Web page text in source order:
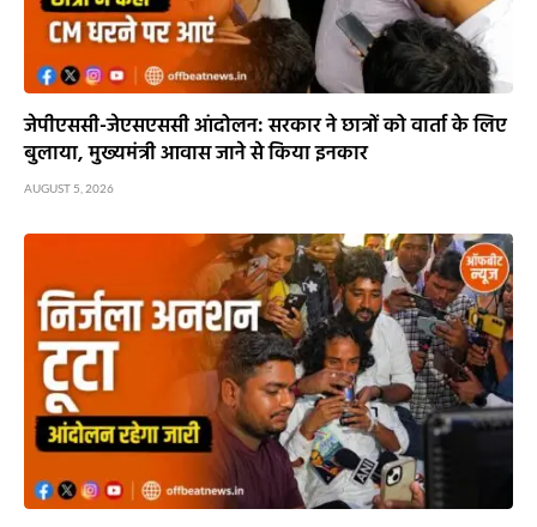
जेपीएससी-जेएसएससी आंदोलन: सरकार ने छात्रों को वार्ता के लिए
बुलाया, मुख्यमंत्री आवास जाने से किया इनकार
AUGUST 5, 2026